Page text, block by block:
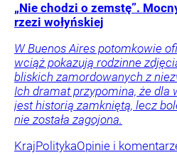
„Nie chodzi o zemstę”.
rzezi wołyńskiej
W Buenos Aires potomkowie
wciąż pokazują rodzinne
bliskich zamordowanych z
Ich dramat przypomina, że dla
jest historią zamkniętą, lecz
nie została zagojona.
KrajPolitykaOpinie i